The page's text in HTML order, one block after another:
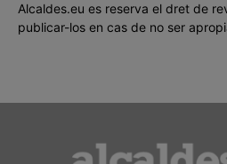
Alcaldes.eu es reserva el dret de
publicar-los en cas de no ser